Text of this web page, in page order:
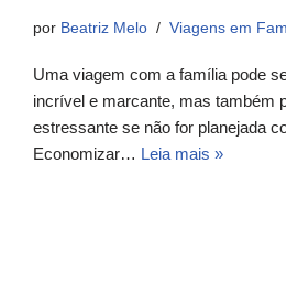
por Beatriz Melo Viagens em
Uma viagem com a família pode
incrível e marcante, mas também
estressante se não for planejada
Economizar… Leia mais »